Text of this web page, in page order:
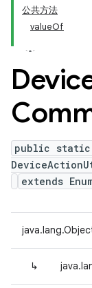
公共方法
valueOf
public
extends
↳